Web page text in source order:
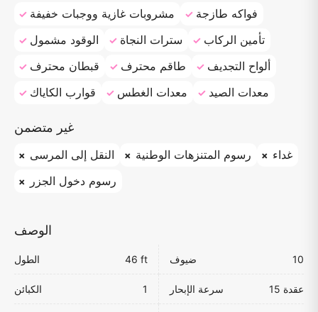
مشروبات غازية ووجبات خفيفة
فواكه طازجة
الوقود مشمول
سترات النجاة
تأمين الركاب
قبطان محترف
طاقم محترف
ألواح التجديف
قوارب الكاياك
معدات الغطس معدات الصيد
غير متضمن
النقل إلى المرسى رسوم المتنزهات الوطنية
غداء
رسوم دخول الجزر
الوصف
الطول 46 ft ضيوف 10
الكبائن 1 سرعة الإبحار 15 عقدة